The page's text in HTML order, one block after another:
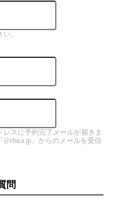
。
スに予約完了メールが届きま
」からのメールを受信
問